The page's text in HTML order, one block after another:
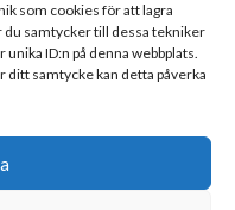
som cookies för att lagra
samtycker till dessa tekniker
ID:n på denna webbplats.
samtycke kan detta påverka
en guide, inte en manual. Om
är felaktig, skicka gärna ett